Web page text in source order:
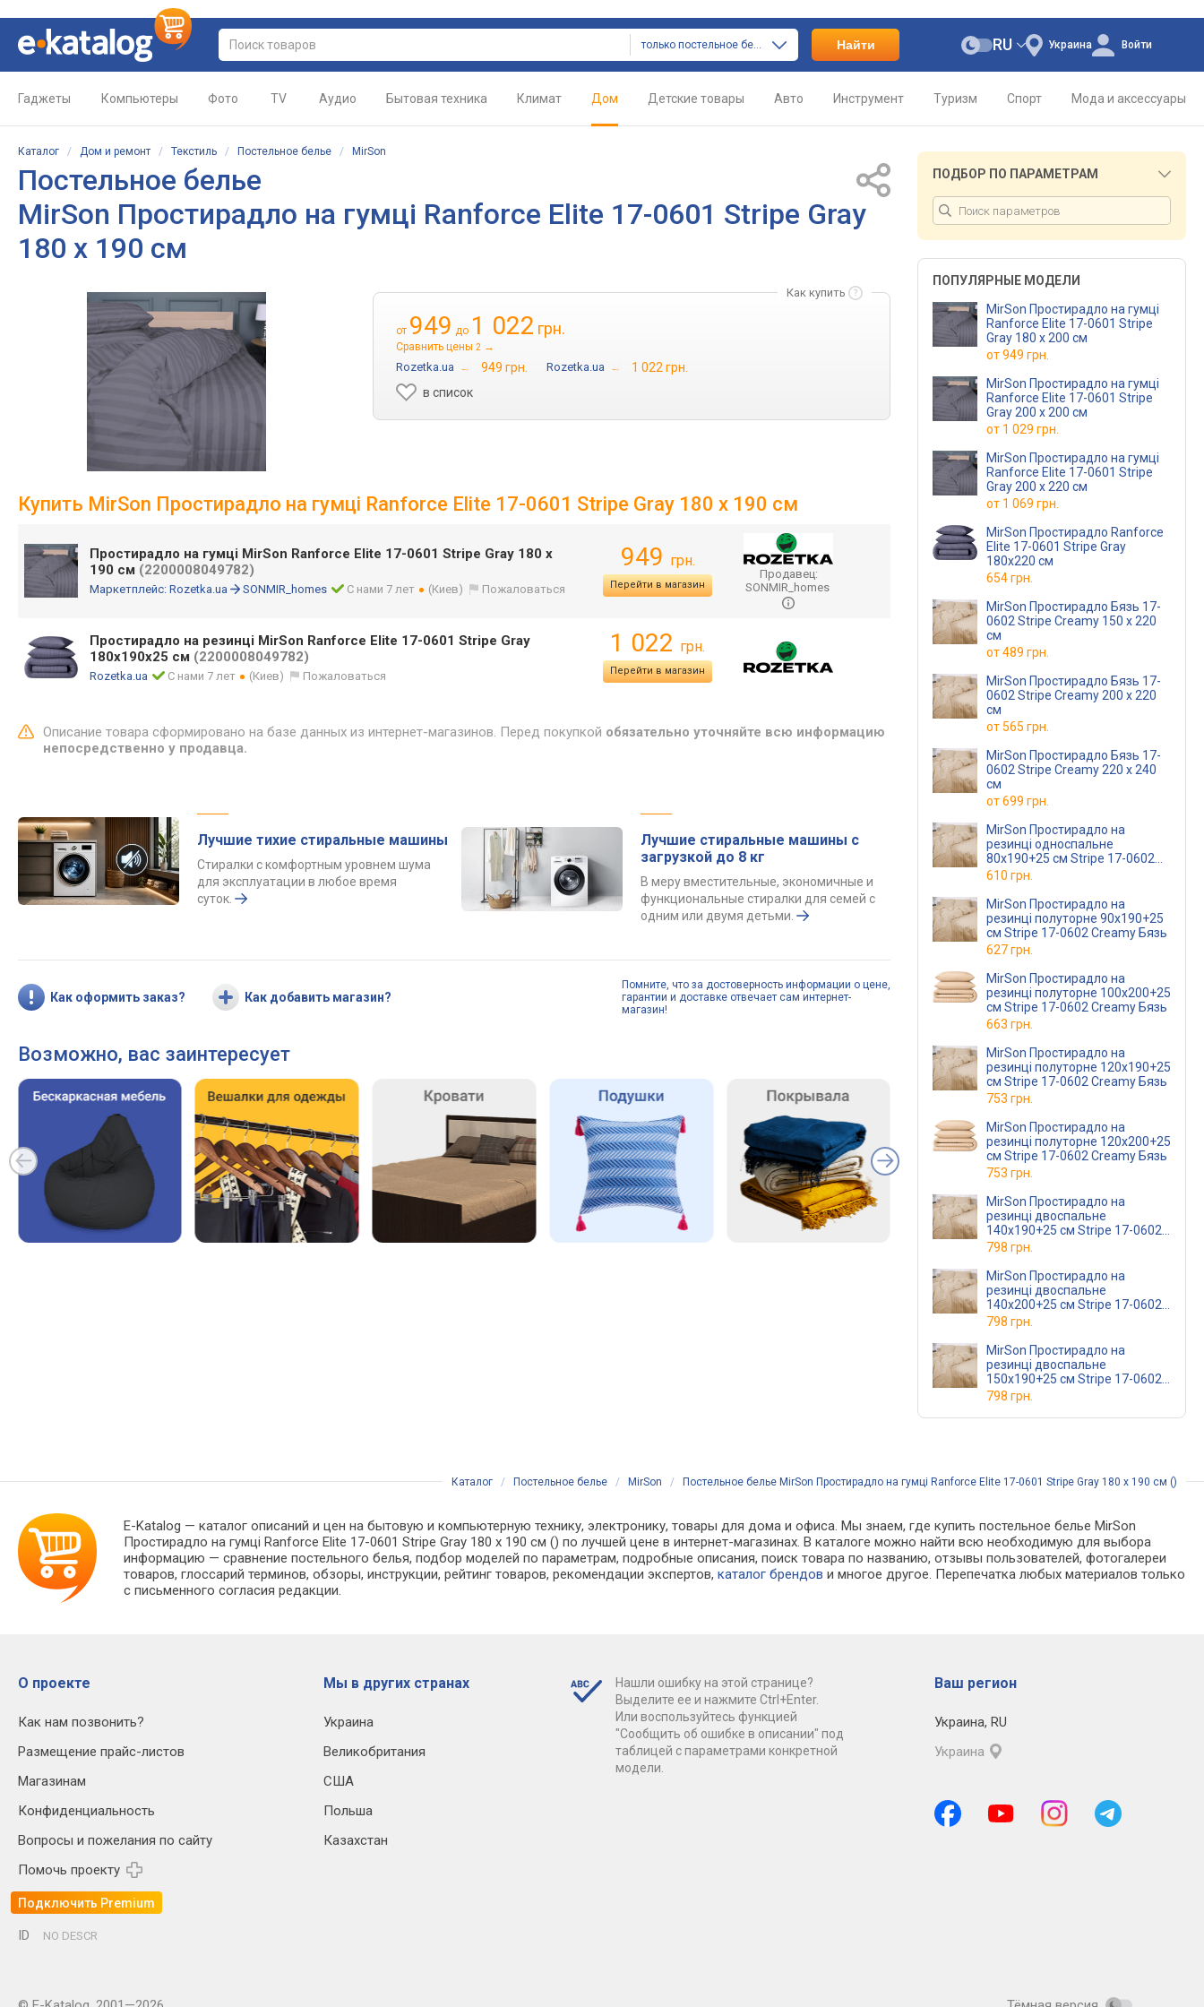
только постельное белье Найти Украина
RU Войти
Гаджеты Компьютеры Фото TV Аудио Бытовая техника Климат Дом Детские товары Авто Инструмент Туризм Спорт Мода и аксессуары
Каталог / Дом и ремонт / Текстиль / Постельное белье / MirSon
Постельное белье
MirSon Простирадло на гумці Ranforce Elite 17-0601 Stripe Gray
180 х 190 см
Как купить
от 949 до 1 022 грн.
Сравнить цены 2 →
Rozetka.ua → 949 грн. Rozetka.ua →
1 022 грн.
в список
Купить MirSon Простирадло на гумці Ranforce Elite 17-0601 Stripe Gray 180 х 190 см
Простирадло на гумці MirSon Ranforce Elite 17-0601 Stripe Gray 180 х
190 см (2200008049782)
Маркетплейс: Rozetka.ua SONMIR_homes С нами 7 лет (Киев) Пожаловаться
949 грн.
Перейти в магазин
Продавец:
SONMIR_homes
Простирадло на резинці MirSon Ranforce Elite 17-0601 Stripe Gray
180x190x25 см (2200008049782)
Rozetka.ua С нами 7 лет (Киев) Пожаловаться
1 022 грн.
Перейти в магазин
Описание товара сформировано на базе данных из интернет-магазинов. Перед покупкой обязательно уточняйте всю информацию
непосредственно у продавца.
Лучшие тихие стиральные машины
Стиралки с комфортным уровнем шума
для эксплуатации в любое время
суток.
Лучшие стиральные машины с
загрузкой до 8 кг
В меру вместительные, экономичные и
функциональные стиралки для семей с
одним или двумя детьми.
Как оформить заказ? Как добавить магазин?
Помните, что за достоверность информации о цене,
гарантии и доставке отвечает сам интернет-
магазин!
Возможно, вас заинтересует
ПОДБОР ПО ПАРАМЕТРАМ
ПОПУЛЯРНЫЕ МОДЕЛИ
MirSon Простирадло на гумці
Ranforce Elite 17-0601 Stripe
Gray 180 х 200 см
от949 грн.
MirSon Простирадло на гумці
Ranforce Elite 17-0601 Stripe
Gray 200 х 200 см
от 1 029 грн.
MirSon Простирадло на гумці
Ranforce Elite 17-0601 Stripe
Gray 200 х 220 см
от 1 069 грн.
MirSon Простирадло Ranforce
Elite 17-0601 Stripe Gray
180x220 см
654 грн.
MirSon Простирадло Бязь 17-
0602 Stripe Creamy 150 х 220
см
от489 грн.
MirSon Простирадло Бязь 17-
0602 Stripe Creamy 200 х 220
см
от565 грн.
MirSon Простирадло Бязь 17-
0602 Stripe Creamy 220 х 240
см
от699 грн.
MirSon Простирадло на
резинці односпальне
80x190+25 см Stripe 17-0602
Creamy Бязь
610 грн.
MirSon Простирадло на
резинці полуторне 90x190+25
см Stripe 17-0602 Creamy Бязь
627 грн.
MirSon Простирадло на
резинці полуторне 100x200+25
см Stripe 17-0602 Creamy Бязь
663 грн.
MirSon Простирадло на
резинці полуторне 120x190+25
см Stripe 17-0602 Creamy Бязь
753 грн.
MirSon Простирадло на
резинці полуторне 120x200+25
см Stripe 17-0602 Creamy Бязь
753 грн.
MirSon Простирадло на
резинці двоспальне
140x190+25 см Stripe 17-0602
Creamy Бязь
798 грн.
MirSon Простирадло на
резинці двоспальне
140x200+25 см Stripe 17-0602
Creamy Бязь
798 грн.
MirSon Простирадло на
резинці двоспальне
150x190+25 см Stripe 17-0602
Creamy Бязь
798 грн.
Каталог / Постельное белье / MirSon / Постельное белье MirSon Простирадло на гумці Ranforce Elite 17-0601 Stripe Gray 180 х 190 см ()
E-Katalog — каталог описаний и цен на бытовую и компьютерную технику, электронику, товары для дома и офиса. Мы знаем, где купить постельное белье MirSon
Простирадло на гумці Ranforce Elite 17-0601 Stripe Gray 180 х 190 см () по лучшей цене в интернет-магазинах. В каталоге можно найти всю необходимую для выбора
информацию — сравнение постельного белья, подбор моделей по параметрам, подробные описания, поиск товара по названию, отзывы пользователей, фотогалереи
товаров, глоссарий терминов, обзоры, инструкции, рейтинг товаров, рекомендации экспертов,каталог брендов и многое другое. Перепечатка любых материалов только
с письменного согласия редакции.
О проекте
Как нам позвонить?
Размещение прайс-листов
Магазинам
Конфиденциальность
Вопросы и пожелания по сайту
Помочь проекту
Подключить Premium
Мы в других странах
Украина
Великобритания
США
Польша
Казахстан
Нашли ошибку на этой странице?
Выделите ее и нажмите Ctrl+Enter.
Или воспользуйтесь функцией
"Сообщить об ошибке в описании" под
таблицей с параметрами конкретной
модели.
Ваш регион
Украина, RU
Украина
ID NO DESCR